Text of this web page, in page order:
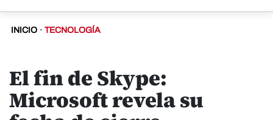
INICIO · TECNOLOGÍA
El fin de Skype:
Microsoft revela su